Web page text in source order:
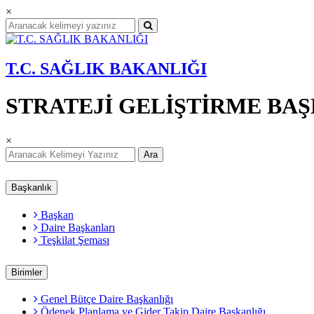
×
T.C. SAĞLIK BAKANLIĞI
STRATEJİ GELİŞTİRME
×
Ara
Başkanlık
Başkan
Daire Başkanları
Teşkilat Şeması
Birimler
Genel Bütçe Daire Başkanlığı